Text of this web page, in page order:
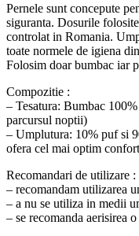
Pernele sunt concepute
siguranta. Dosurile
controlat in Romania.
toate normele de igiena
Folosim doar bumbac iar
Compozitie :
– Tesatura: Bumbac
parcursul noptii)
– Umplutura: 10% puf si
ofera cel mai optim
Recomandari de utilizare :
– recomandam utilizarea
– a nu se utiliza in medii
– se recomanda aerisirea